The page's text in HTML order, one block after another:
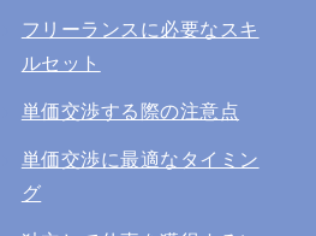
フリーランスに必要なスキ
ルセット
単価交渉する際の注意点
単価交渉に最適なタイミン
グ